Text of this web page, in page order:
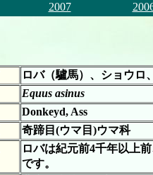
2007
ロバ（驢馬）、ショウロ
Equus asinus
Donkeyd, Ass
奇蹄目(ウマ目)ウマ科
ロバは紀元前4千年以上
です。